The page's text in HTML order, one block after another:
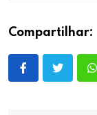
Compartilhar: